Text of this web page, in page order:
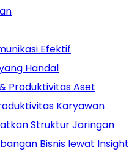
Efektif
Handal
Produktivitas Aset
Karyawan
Struktur Jaringan
Bisnis lewat Insight